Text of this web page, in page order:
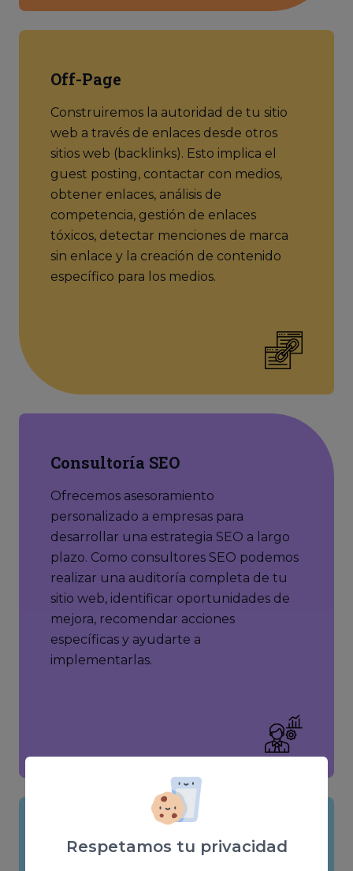
Respetamos tu privacidad
Off-Page
Construiremos la autoridad de tu sitio
web a través de enlaces desde otros
sitios web (backlinks). Esto implica el
guest posting, contactar con medios,
obtener enlaces, análisis de
competencia, gestión de enlaces
tóxicos, detectar menciones de marca
sin enlace y la creación de contenido
específico para los medios.
Consultoría SEO
Ofrecemos asesoramiento
personalizado a empresas para
desarrollar una estrategia SEO a largo
plazo. Como consultores SEO podemos
realizar una auditoría completa de tu
sitio web, identificar oportunidades de
mejora, recomendar acciones
específicas y ayudarte a
implementarlas.
SEO Content